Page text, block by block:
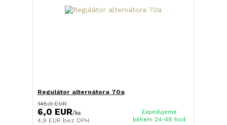
Regulátor alternátora 70a
145,0 EUR
6,0 EUR/ks
4,9 EUR bez DPH
Expedujeme
během 24-48 hod